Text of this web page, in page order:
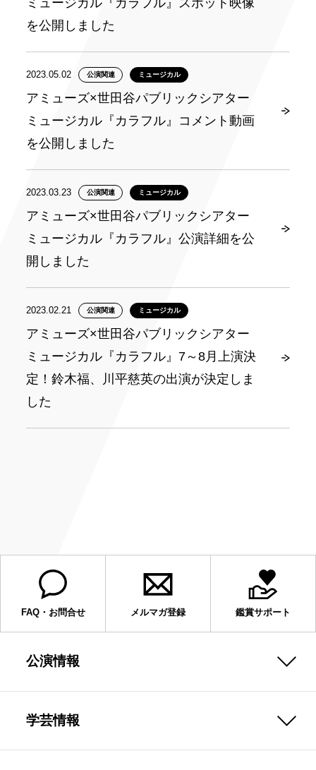
を公開しました
2023.05.02 公演関連 ミュージカル
アミューズ×世田谷パブリックシアター
ミュージカル『カラフル』コメント動画
を公開しました
2023.03.23 公演関連 ミュージカル
アミューズ×世田谷パブリックシアター
ミュージカル『カラフル』公演詳細を公
開しました
2023.02.21 公演関連 ミュージカル
アミューズ×世田谷パブリックシアター
ミュージカル『カラフル』7～8月上演決
定！鈴木福、川平慈英の出演が決定しま
した
FAQ・お問合せ メルマガ登録 鑑賞サポート
公演情報
学芸情報